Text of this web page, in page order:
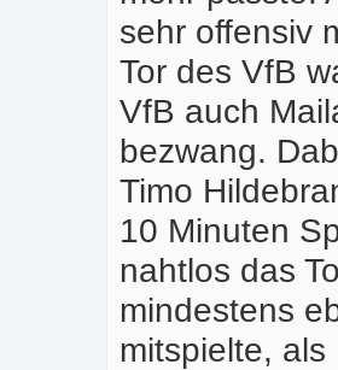
sehr offensiv
Tor des VfB
VfB auch
bezwang.
Timo
10 Minuten
nahtlos das
mindestens
mitspielte,